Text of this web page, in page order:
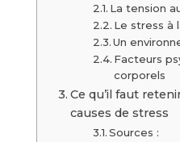
La tension
Le stress à
Un
Facteurs
corporels
Ce qu’il faut
causes de stress
Sources :